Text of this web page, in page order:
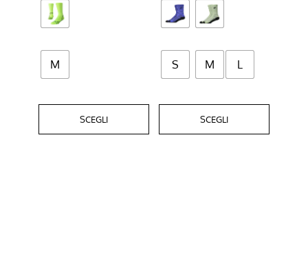
M
SCEGLI
nella
pagina
prodotto
S M L
SCEGLI
nella
pagina
prodotto